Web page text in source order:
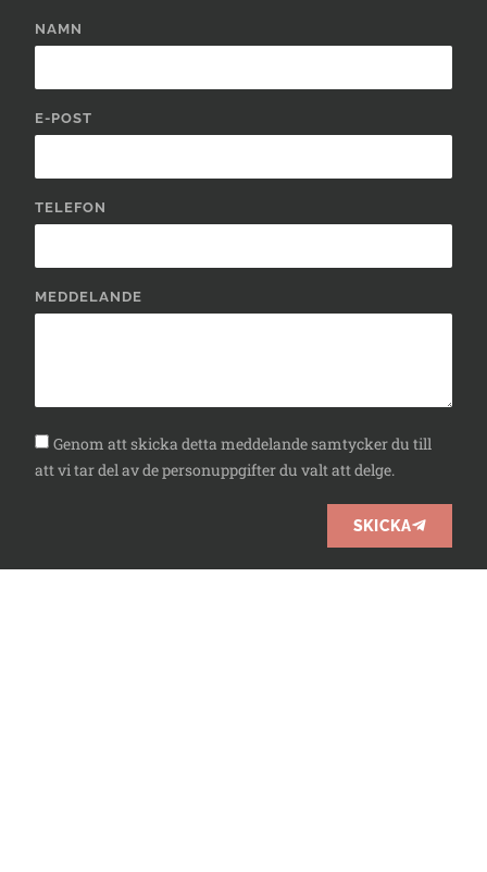
NAMN
E-POST
TELEFON
MEDDELANDE
Genom att skicka detta meddelande samtycker du till
att vi tar del av de personuppgifter du valt att delge.
SKICKA